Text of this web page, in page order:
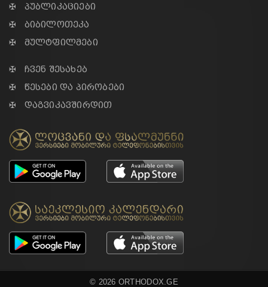
✠ პუბლიკაციები
✠ ბიბილოთეკა
✠ მულტფილმები
✠ ჩვენ შესახებ
✠ წესები და პირობები
✠ დაგვიკავშირდით
© 2026 ORTHODOX.GE